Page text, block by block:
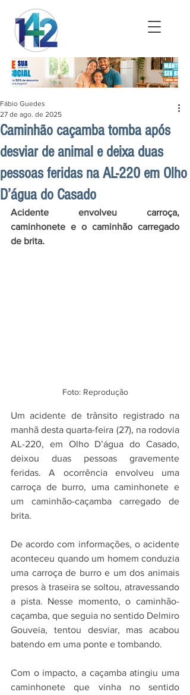
Caminhão caçamba tomba após
desviar de animal e deixa duas
pessoas feridas na AL-220 em Olho
D’água do Casado
Fábio Guedes
27 de ago. de 2025
Acidente envolveu carroça,
caminhonete e o caminhão carregado
de brita.
Foto: Reprodução
Um acidente de trânsito registrado na
manhã desta quarta-feira (27), na rodovia
AL-220, em Olho D’água do Casado,
deixou duas pessoas gravemente
feridas. A ocorrência envolveu uma
carroça de burro, uma caminhonete e
um caminhão-caçamba carregado de
brita.
De acordo com informações, o acidente
aconteceu quando um homem conduzia
uma carroça de burro e um dos animais
presos à traseira se soltou, atravessando
a pista. Nesse momento, o caminhão-
caçamba, que seguia no sentido Delmiro
Gouveia, tentou desviar, mas acabou
batendo em uma ponte e tombando.
Com o impacto, a caçamba atingiu uma
caminhonete que vinha no sentido